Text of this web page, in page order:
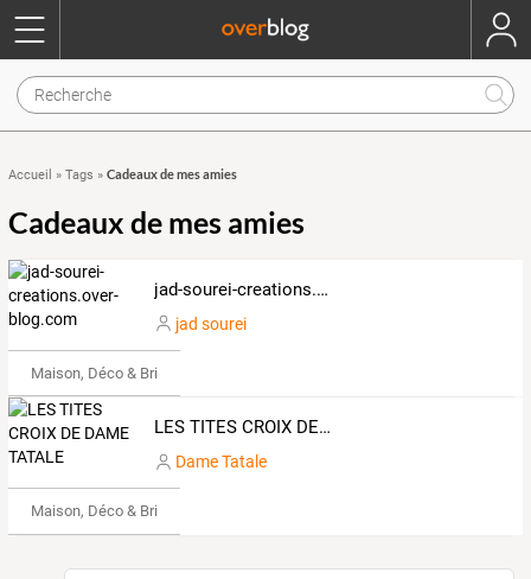
Accueil » Tags » Cadeaux de mes amies
Cadeaux de mes amies
jad-sourei-creations.over-blog.com
jad sourei
Maison, Déco & Bricolage
LES TITES CROIX DE DAME TATALE
Dame Tatale
Maison, Déco & Bricolage